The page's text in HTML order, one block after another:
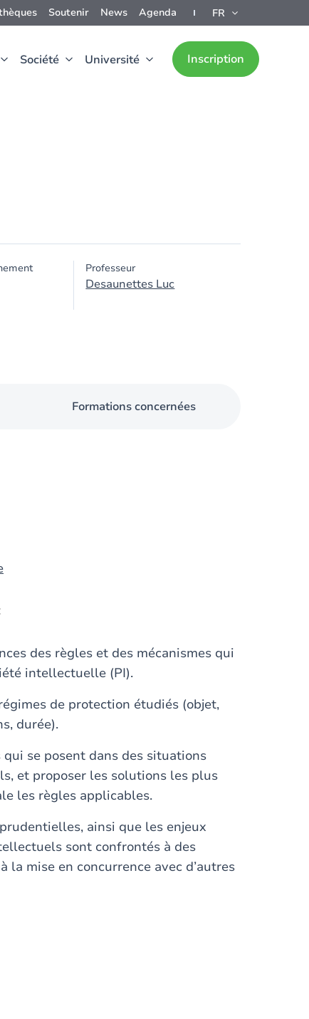
Soutenir News Agenda FR
Société Université Inscription
Professeur
Desaunettes Luc
Formations concernées
des règles et des mécanismes qui
intellectuelle (PI).
de protection étudiés (objet,
durée).
se posent dans des situations
et proposer les solutions les plus
les règles applicables.
ainsi que les enjeux
sont confrontés à des
mise en concurrence avec d’autres